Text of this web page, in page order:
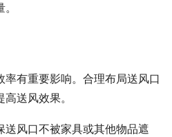
率有重要影响。合理布局送风口
送风效果。
送风口不被家具或其他物品遮